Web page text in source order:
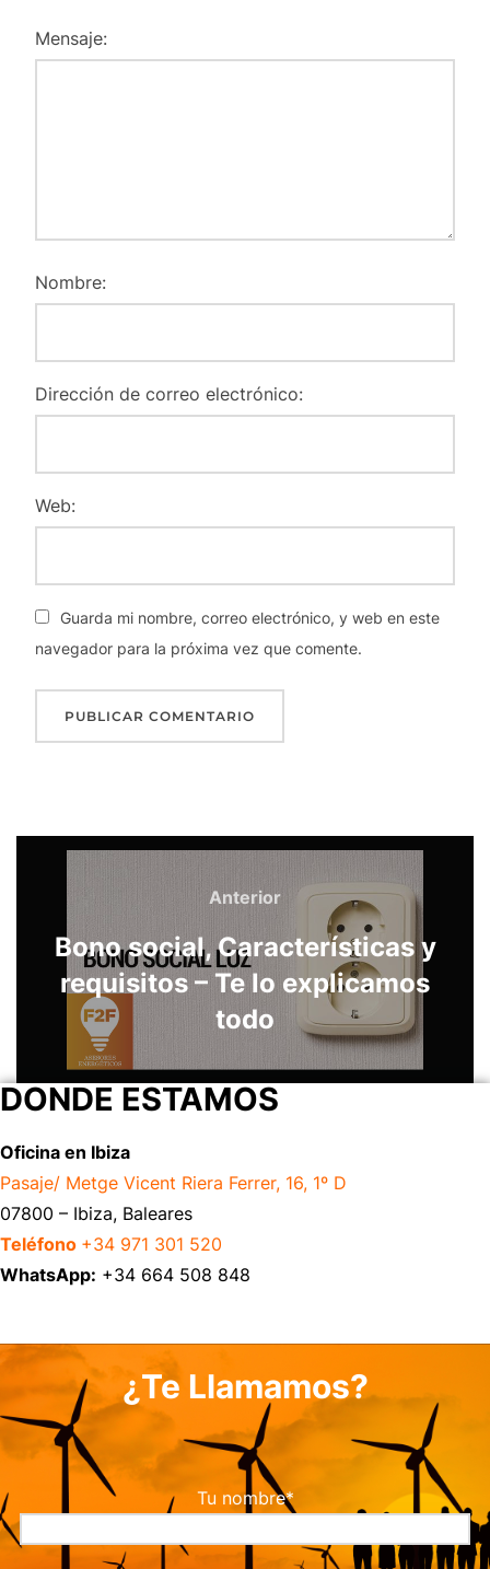
Mensaje:
Nombre:
Dirección de correo electrónico:
Web:
Guarda mi nombre, correo electrónico, y web en este
navegador para la próxima vez que comente.
Anterior
Bono social, Características y
requisitos – Te lo explicamos
todo
DONDE ESTAMOS
Oficina en Ibiza
Pasaje/ Metge Vicent Riera Ferrer, 16, 1º D
07800 – Ibiza, Baleares
Teléfono +34 971 301 520
WhatsApp: +34 664 508 848
¿Te Llamamos?
Tu nombre*